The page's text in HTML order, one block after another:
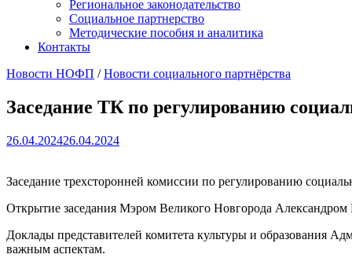
Региональное законодательство
Социальное партнерство
Методические пособия и аналитика
Контакты
Новости НОФП /Новости социального партнёрства
Заседание ТК по регулированию
26.04.202426.04.2024
Заседание трехсторонней комиссии по регулированию
Открытие заседания Мэром Великого Новгорода Александром
Доклады представителей комитета культуры и образования
важным аспектам.